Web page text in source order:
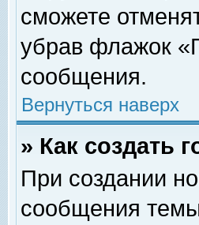
сможете
убрав флажок
сообщения.
Вернуться наверх
» Как создать
При создании
сообщения